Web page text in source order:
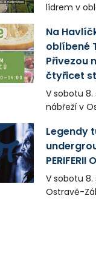
lídrem v
firmou s
Na
oblíbené
Přivezou
čtyřicet
V sobotu 8.
nábřeží v
lokálních
tentokrát
pečlivě
designem i
Legendy
V sobotu 8.
Ostravě-